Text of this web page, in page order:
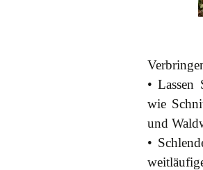
• Lassen
wie
und
•